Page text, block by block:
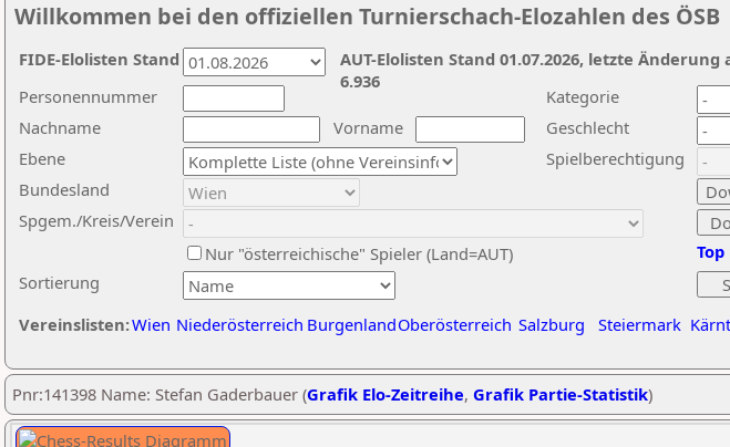
Willkommen bei den offiziellen Turnierschach-Elozahlen des ÖSB
Nachname
Vorname
Ebene
Kategorie
Sortierung
Personennummer
Bundesland
Spgem./Kreis/Verein
Geschlecht
Nur "österreichische" Spieler (Land=AUT)
Spielberechtigung
Vereinslisten:Wien Niederösterreich BurgenlandOberösterreich Salzburg Steiermark
Top
AUT-Elolisten Stand 01.07.2026, letzte
6.936
FIDE-Elolisten Stand
Pnr:141398 Name: Stefan Gaderbauer (Grafik Elo-Zeitreihe, Grafik Partie-Statistik)